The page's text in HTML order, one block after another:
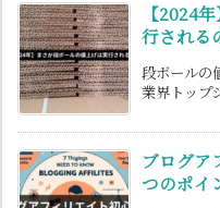
【2024
行される
段ボールの
業界トップ
ブログア
つのポイ